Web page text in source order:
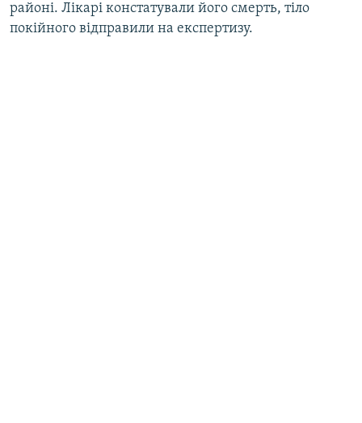
районі. Лікарі констатували його смерть, тіло
покійного відправили на експертизу.